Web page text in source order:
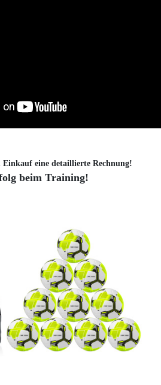
Einkauf eine detaillierte Rechnung!
beim Training!